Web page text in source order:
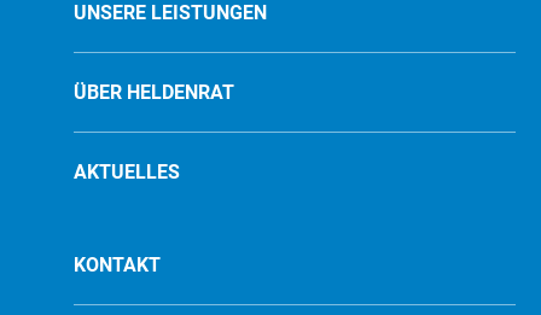
UNSERE LEISTUNGEN
ÜBER HELDENRAT
AKTUELLES
KONTAKT